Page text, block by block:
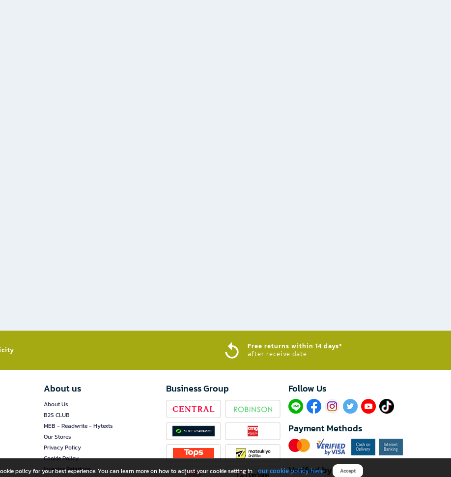
Free returns within 14 days*
after receive date
About us
About Us
B2S CLUB
MEB - Readwrite - Hytexts
Our Stores
Privacy Policy
Cookie Policy
Investor Relations
Business Group Follow Us​
Payment Methods
Verified by
policy for your best experience. You can learn more on how to adjust your cookie setting in our cookie policy here Accept